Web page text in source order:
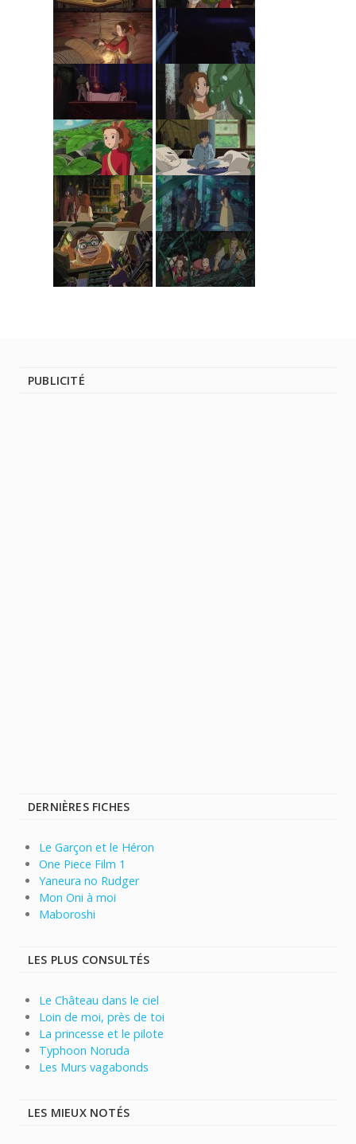
PUBLICITÉ
DERNIÈRES FICHES
Le Garçon et le Héron
One Piece Film 1
Yaneura no Rudger
Mon Oni à moi
Maboroshi
LES PLUS CONSULTÉS
Le Château dans le ciel
Loin de moi, près de toi
La princesse et le pilote
Typhoon Noruda
Les Murs vagabonds
LES MIEUX NOTÉS